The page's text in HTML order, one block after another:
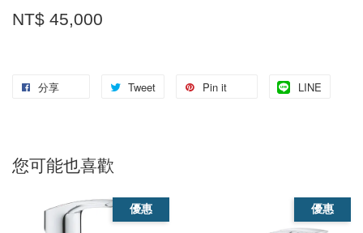
NT$ 45,000
分享 Tweet Pin it LINE
您可能也喜歡
優惠 優惠